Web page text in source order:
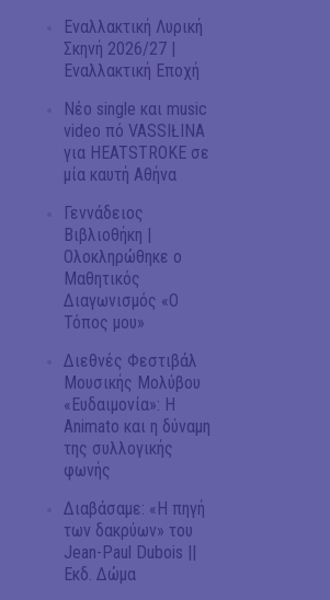
Εναλλακτική Λυρική
Σκηνή 2026/27 |
Εναλλακτική Εποχή
Νέο single και music
video πό VASSIŁINA
για HEATSTROKE σε
μία καυτή Αθήνα
Γεννάδειος
Βιβλιοθήκη |
Ολοκληρώθηκε ο
Μαθητικός
Διαγωνισμός «Ο
Τόπος μου»
Διεθνές Φεστιβάλ
Μουσικής Μολύβου
«Ευδαιμονία»: Η
Animato και η δύναμη
της συλλογικής
φωνής
Διαβάσαμε: «Η πηγή
των δακρύων» του
Jean-Paul Dubois ||
Εκδ. Δώμα